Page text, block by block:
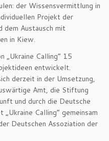
der Wissensvermittlung in
Projekt der
dem Austausch mit
in Kiew.
„Ukraine Calling“ 15
entwickelt.
derzeit in der Umsetzung,
Amt, die Stiftung
und durch die Deutsche
Calling“ gemeinsam
Deutschen Assoziation der